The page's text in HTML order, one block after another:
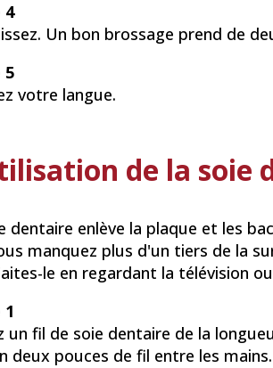
4
Un bon brossage prend de
5
votre langue.
de la soie
dentaire enlève la plaque et les
manquez plus d'un tiers de la
le en regardant la télévision
un fil de soie dentaire de la
deux pouces de fil entre les